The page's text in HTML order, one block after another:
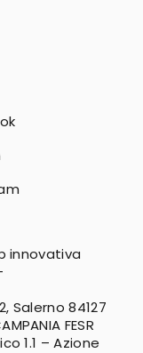
innovativa
Salerno 84127
FESR
1.1 – Azione